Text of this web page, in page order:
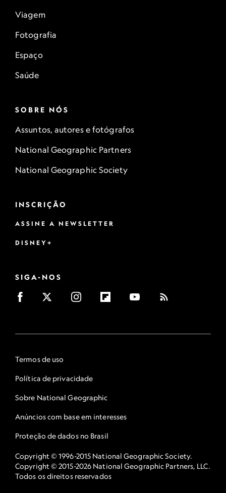
Viagem
Fotografia
Espaço
Saúde
SOBRE NÓS
Assuntos, autores e fotógrafos
National Geographic Partners
National Geographic Society
INSCRIÇÃO
ASSINE A NEWSLETTER
DISNEY+
SIGA-NOS
Termos de uso
Política de privacidade
Sobre National Geographic
Anúncios com base em interesses
Proteção de dados no Brasil
Copyright © 1996-2015 National Geographic Society.
Copyright © 2015-2026 National Geographic Partners, LLC.
Todos os direitos reservados